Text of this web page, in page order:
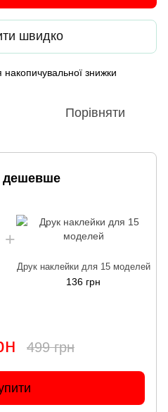
швидко
знижки
Порівняти
дешевше
Друк наклейки для 15 моделей
136 грн
499 грн